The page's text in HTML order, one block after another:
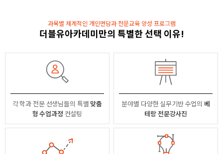
과목별 체계적인 개인면담과 전문교육 양성 프로그램
더블유아카데미만의 특별한 선택 이유!
각 학과 전문 선생님들의 특별 맞춤
형 수업과정 컨설팅
분야별 다양한 실무기반 수업의 베
테랑 전문강사진